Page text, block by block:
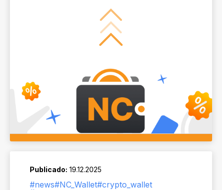
Publicado: 19.12.2025
#news#NC_Wallet#crypto_wallet